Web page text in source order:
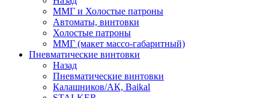
ММГ и Холостые патроны
Автоматы, винтовки
Холостые патроны
ММГ (макет массо-габаритный)
Пневматические винтовки
Назад
Пневматические винтовки
Калашников/АК, Baikal